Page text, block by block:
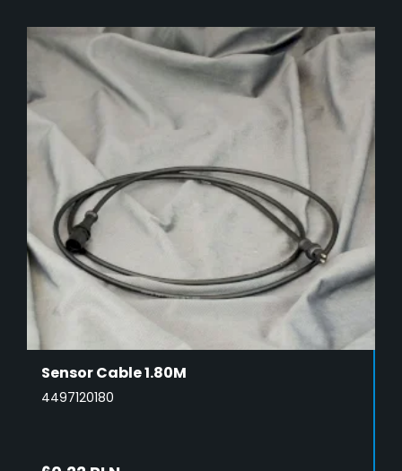
Sensor Cable 1.80M
4497120180